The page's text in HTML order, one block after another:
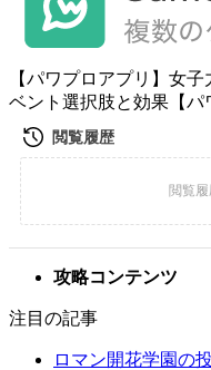
【パワプロアプリ】女
ベント選択肢と効果【パ
攻略コンテンツ
注目の記事
ロマン開花学園の